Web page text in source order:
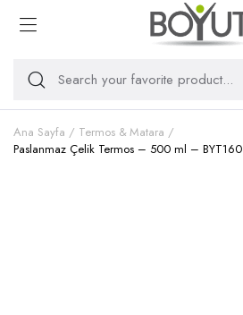
Ana Sayfa
Termos & Matara
Paslanmaz Çelik Termos – 500 ml – BYT160